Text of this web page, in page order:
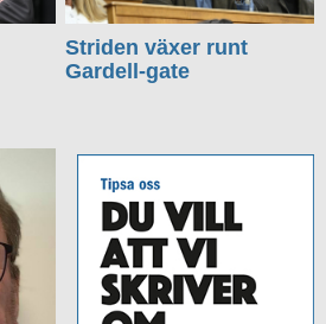
Striden växer runt
Gardell-gate